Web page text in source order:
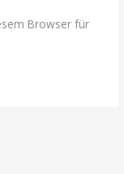
Browser für